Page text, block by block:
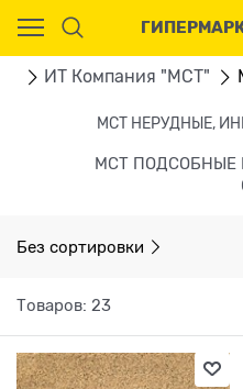
ИТ Компания "МСТ"
МСТ НЕРУДНЫЕ,
МСТ ПОДСОБНЫЕ
Без сортировки
Товаров: 23
Ваш город - Москва,
угадали?
ДА НЕТ